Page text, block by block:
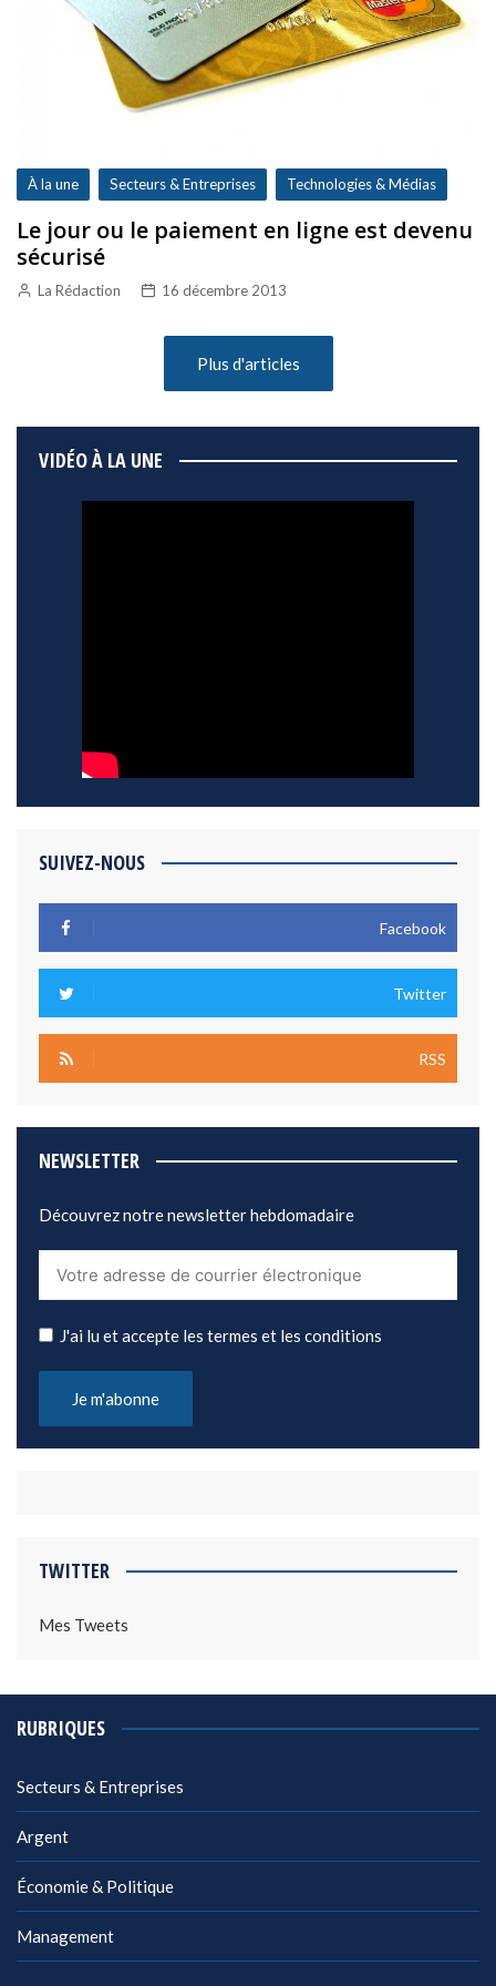
À la une Secteurs & Entreprises Technologies & Médias
Le jour ou le paiement en ligne est devenu
sécurisé
La Rédaction 16 décembre 2013
Plus d'articles
VIDÉO À LA UNE
SUIVEZ-NOUS
Facebook
Twitter
RSS
NEWSLETTER
Découvrez notre newsletter hebdomadaire
J'ai lu et accepte les termes et les conditions
TWITTER
Mes Tweets
RUBRIQUES
Secteurs & Entreprises
Argent
Économie & Politique
Management